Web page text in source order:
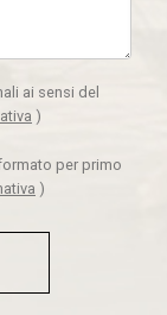
ai sensi del
)
per primo
)